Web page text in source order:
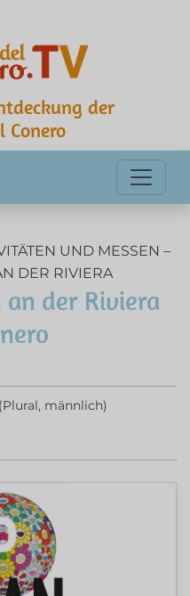
der
Conero
UND MESSEN –
DER RIVIERA
der Riviera
männlich)